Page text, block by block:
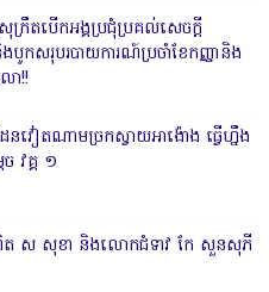
រឹតបើកអង្គប្រជុំប្រគល់សេចក្តី
កសរុបរបាយការណ៍ប្រចាំខែកញ្ញានិង
ា!!
វៀតណាមច្រកស្វាយអាង៉ោង ធ្វើហ្នឹង
វគ្គ ១
ឌិត ស សុខា និងលោកជំទាវ កែ សួនសុភី